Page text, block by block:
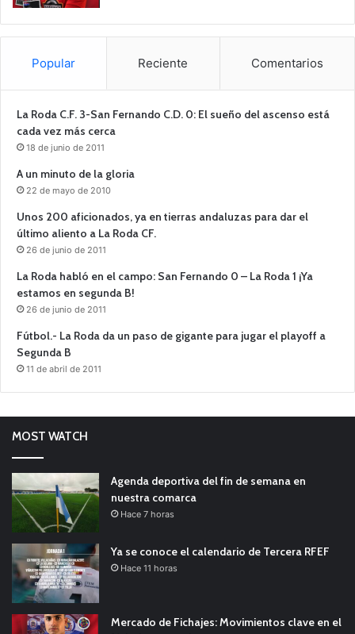
Popular Reciente Comentarios
La Roda C.F. 3-San Fernando C.D. 0: El sueño del ascenso está
cada vez más cerca
18 de junio de 2011
A un minuto de la gloria
22 de mayo de 2010
Unos 200 aficionados, ya en tierras andaluzas para dar el
último aliento a La Roda CF.
26 de junio de 2011
La Roda habló en el campo: San Fernando 0 – La Roda 1 ¡Ya
estamos en segunda B!
26 de junio de 2011
Fútbol.- La Roda da un paso de gigante para jugar el playoff a
Segunda B
11 de abril de 2011
MOST WATCH
Agenda deportiva del fin de semana en
nuestra comarca
Hace 7 horas
Ya se conoce el calendario de Tercera RFEF
Hace 11 horas
Mercado de Fichajes: Movimientos clave en el